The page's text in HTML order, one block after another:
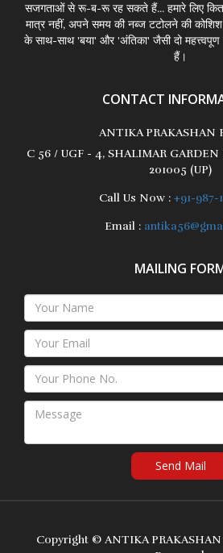
सजगताओं से रू-ब-रू रह सकते हैं... हमारे लिए
मात्र नहीं, अपने समय की नब्ज टटोलने की
के साथ-साथ 'बया' और 'अंतिका' जैसी दो
हैं।
CONTACT
ANTIKA PRAKASHAN
C 56 / UGF - 4, SHALIMAR
201005 (UP)
Call Us Now : +91-987-
Email :
MAILING
Send Mail
Copyright © ANTIKA